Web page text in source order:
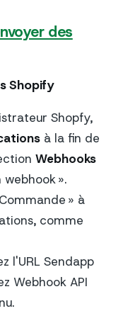
des
Shopify
Shopfy,
à la fin de
Webhooks
».
» à
comme
l'URL Sendapp
Webhook API